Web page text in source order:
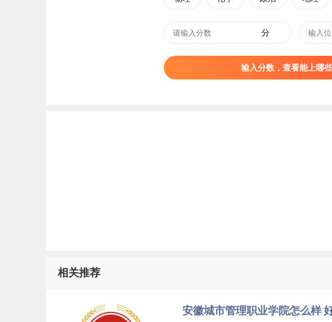
3、2021届安徽城市管理职业学院就业率
分
输入分数，查看能上哪
相关推荐
安徽城市管理职业学院怎么样